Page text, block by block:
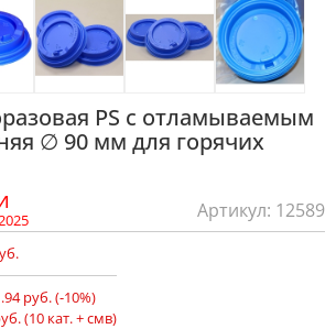
PS с отламываемым
∅ 90 мм для горячих
Артикул: 12589
руб. (-10%)
(10 кат. + смв)